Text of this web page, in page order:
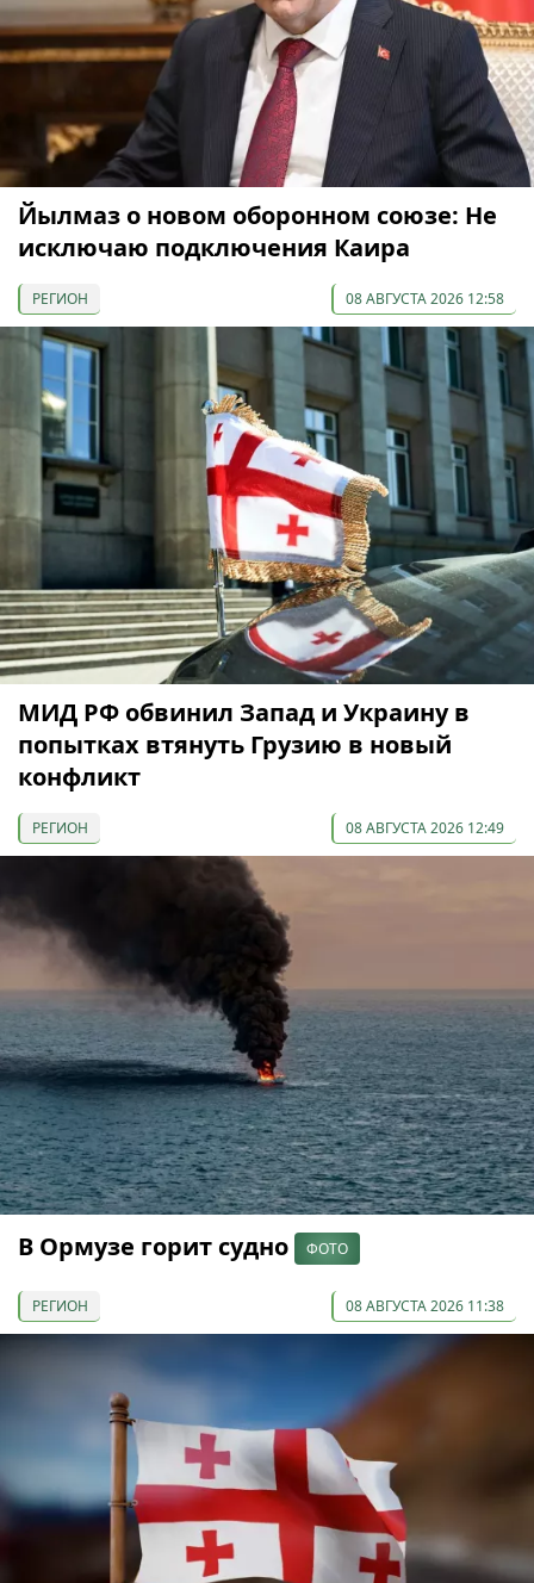
Йылмаз о новом оборонном союзе: Не
исключаю подключения Каира
РЕГИОН 08 АВГУСТА 2026 12:58
МИД РФ обвинил Запад и Украину в
попытках втянуть Грузию в новый
конфликт
РЕГИОН 08 АВГУСТА 2026 12:49
В Ормузе горит судно ФОТО
РЕГИОН 08 АВГУСТА 2026 11:38